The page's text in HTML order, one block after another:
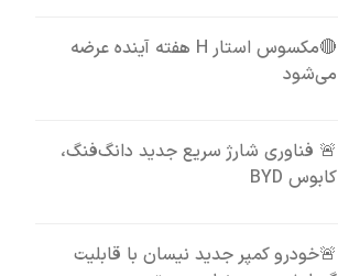
🔴مکسوس استار H هفته آینده عرضه
می‌شود
🚨 فناوری شارژ سریع جدید دانگ‌فنگ،
کابوس BYD
🚨خودرو کمپر جدید نیسان با قابلیت